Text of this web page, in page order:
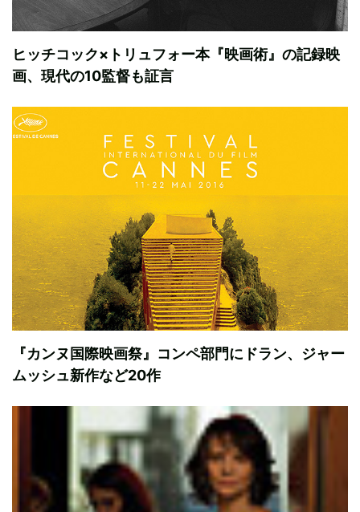
ヒッチコック×トリュフォー本『映画術』の記録映
画、現代の10監督も証言
『カンヌ国際映画祭』コンペ部門にドラン、ジャー
ムッシュ新作など20作